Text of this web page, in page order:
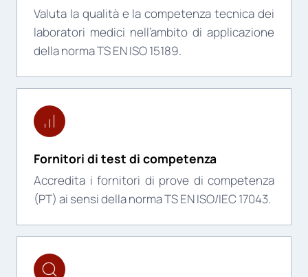
Valuta la qualità e la competenza tecnica dei
laboratori medici nell’ambito di applicazione
della norma TS EN ISO 15189.
Fornitori di test di competenza
Accredita i fornitori di prove di competenza
(PT) ai sensi della norma TS EN ISO/IEC 17043.